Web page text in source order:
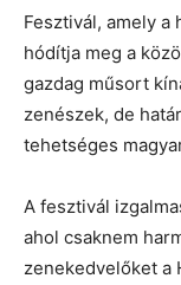
Fesztivál, amely a
hódítja meg a
gazdag műsort
zenészek, de
tehetséges
A fesztivál
ahol csaknem
zenekedvelőket a